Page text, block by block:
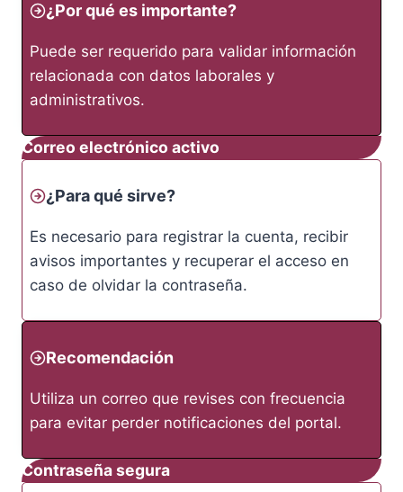
¿Por qué es importante?
Puede ser requerido para validar información
relacionada con datos laborales y
administrativos.
Correo electrónico activo
¿Para qué sirve?
Es necesario para registrar la cuenta, recibir
avisos importantes y recuperar el acceso en
caso de olvidar la contraseña.
Recomendación
Utiliza un correo que revises con frecuencia
para evitar perder notificaciones del portal.
Contraseña segura